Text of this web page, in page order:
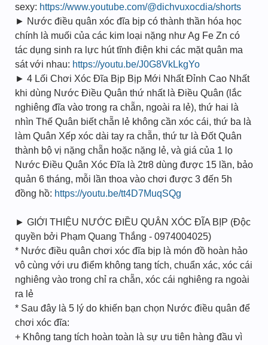
sexy: https://www.youtube.com/@dichvuxocdia/shorts
► Nước điều quân xóc đĩa bịp có thành thần hóa học
chính là muối của các kim loại nặng như Ag Fe Zn có
tác dụng sinh ra lực hút tĩnh điện khi các mặt quân ma
sát với nhau: https://youtu.be/J0G8VkLkgYo
► 4 Lối Chơi Xóc Đĩa Bịp Bịp Mới Nhất Đỉnh Cao Nhất
khi dùng Nước Điều Quân thứ nhất là Điều Quân (lắc
nghiêng đĩa vào trong ra chẵn, ngoài ra lẻ), thứ hai là
nhìn Thế Quân biết chẵn lẻ không cần xóc cái, thứ ba là
làm Quân Xếp xóc dài tay ra chẵn, thứ tư là Đốt Quân
thành bộ vị nặng chẵn hoặc nặng lẻ, và giá của 1 lọ
Nước Điều Quân Xóc Đĩa là 2tr8 dùng được 15 lần, bảo
quản 6 tháng, mỗi lần thoa vào chơi được 3 đến 5h
đồng hồ: https://youtu.be/tt4D7MuqSQg
► GIỚI THIỆU NƯỚC ĐIỀU QUÂN XÓC ĐĨA BỊP (Độc
quyền bởi Phạm Quang Thắng - 0974004025)
* Nước điều quân chơi xóc đĩa bịp là món đồ hoàn hảo
vô cùng với ưu điểm không tang tích, chuẩn xác, xóc cái
nghiêng vào trong chỉ ra chẵn, xóc cái nghiêng ra ngoài
ra lẻ
* Sau đây là 5 lý do khiến bạn chọn Nước điều quân để
chơi xóc đĩa:
+ Không tang tích hoàn toàn là sự ưu tiên hàng đầu vì